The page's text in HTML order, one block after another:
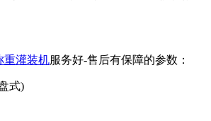
重灌装机服务好-售后有保障的参数：
式)